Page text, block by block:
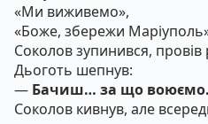
«Ми виживемо»,
«Боже, збережи
Соколов зупинився,
Дьоготь шепнув:
— Бачиш… за що воюємо.
Соколов кивнув, але